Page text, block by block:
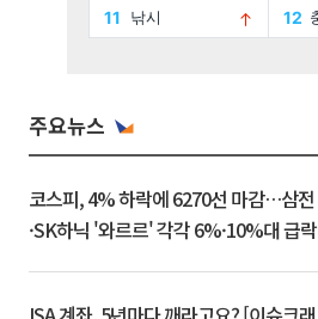
주요뉴스
코스피, 4% 하락에 6270선 마감…삼전
·SK하닉 '와르르' 각각 6%·10%대 급락